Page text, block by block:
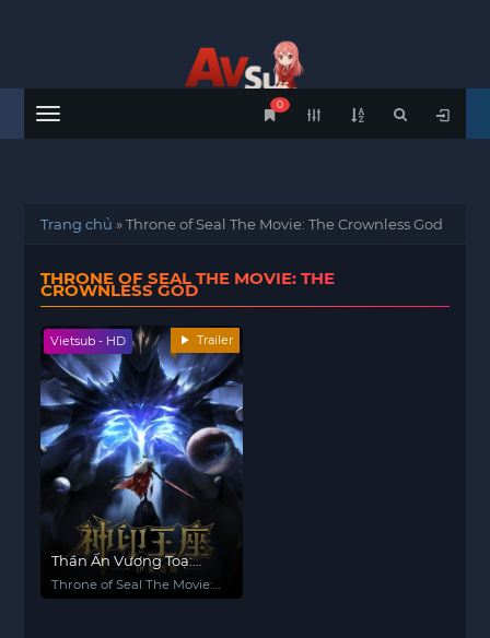
Menu
0
Trang chủ »Throne of Seal The Movie: The Crownless God
THRONE OF SEAL THE MOVIE: THE
CROWNLESS GOD
Vietsub - HD Trailer
Thần Ấn Vương Toạ:
Truyền Kỳ Y Lai Khắc Tư
Throne of Seal The Movie: